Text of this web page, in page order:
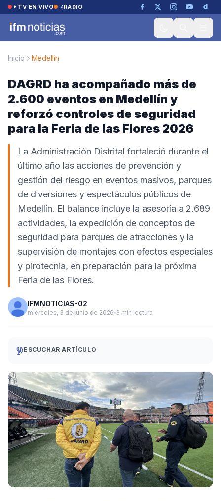
Saltar al contenido
TV EN VIVO RADIO
Inicio Medellín
DAGRD ha acompañado más de
2.600 eventos en Medellín y
reforzó controles de seguridad
para la Feria de las Flores 2026
La Administración Distrital fortaleció durante el
último año las acciones de prevención y
gestión del riesgo en eventos masivos, parques
de diversiones y espectáculos públicos de
Medellín. El balance incluye la asesoría a 2.689
actividades, la expedición de conceptos de
seguridad para parques de atracciones y la
supervisión de montajes con efectos especiales
y pirotecnia, en preparación para la próxima
Feria de las Flores.
IFMNOTICIAS-02
miércoles, 3 de junio de 2026 3 min lectura
ESCUCHAR ARTÍCULO